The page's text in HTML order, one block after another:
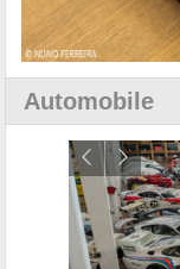
Automobile